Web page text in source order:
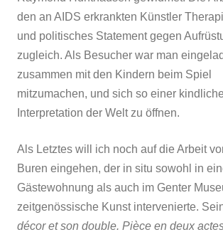
den an AIDS erkrankten Künstler
und politisches Statement gegen
zugleich. Als Besucher war man
zusammen mit den Kindern beim Spiel
mitzumachen, und sich so einer
Interpretation der Welt zu öffnen.
Als Letztes will ich noch auf die Arbeit
Buren eingehen, der in situ sowohl in
Gästewohnung als auch im Genter
zeitgenössische Kunst intervenierte.
décor et son double. Pièce en deux